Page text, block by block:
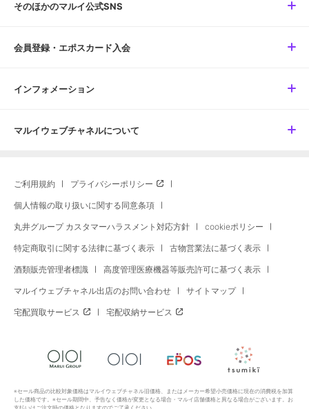
そのほかのマルイ公式SNS
会員登録・エポスカード入会
インフォメーション
マルイウェブチャネルについて
ご利用規約 プライバシーポリシー
個人情報の取り扱いに関する同意条項
丸井グループ カスタマーハラスメント対応方針 cookieポリシー
特定商取引に関する法律に基づく表示 古物営業法に基づく表示
酒類販売管理者標識 高度管理医療機器等販売許可に基づく表示
マルイウェブチャネル出店のお問い合わせ サイトマップ
宅配買取サービス 宅配収納サービス
※セール商品の比較対象価格はマルイウェブチャネル旧価格、またはメーカー希望小売価格に現在の消費税を加算
した価格です。※セール期間中、予告なく価格が変更となる場合・マルイ店舗価格と異なる場合がございます。お
支払いはご注文時の価格となりますのでご了承ください。